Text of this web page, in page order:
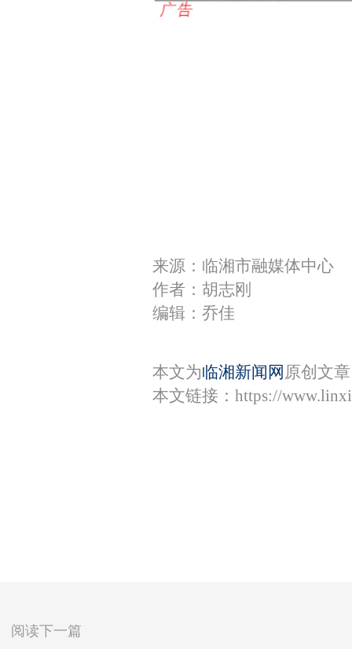
来源：临湘市融媒体中心
作者：胡志刚
编辑：乔佳
本文为临湘新闻网 原创文
本文链接： https://
阅读下一篇